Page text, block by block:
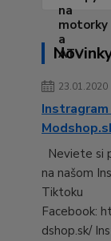
23.01.2020
Neviete si
na našom
Tiktoku
Facebook:
dshop.sk/